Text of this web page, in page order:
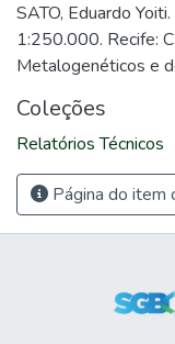
SATO, Eduardo
1:250.000. Recife:
Metalogenéticos e
Coleções
Relatórios Técnicos
Página do item